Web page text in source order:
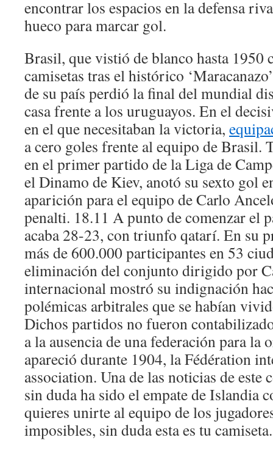
encontrar los espacios en la defensa
hueco para marcar gol.
Brasil, que vistió de blanco hasta 1950
camisetas tras el histórico
de su país perdió la final del mundial
casa frente a los uruguayos. En el
en el que necesitaban la victoria,
a cero goles frente al equipo de Brasil.
en el primer partido de la Liga de
el Dinamo de Kiev, anotó su sexto gol
aparición para el equipo de Carlo
penalti. 18.11 A punto de comenzar el
acaba 28-23, con triunfo qatarí. En su
más de 600.000 participantes en 53
eliminación del conjunto dirigido por
internacional mostró su indignación
polémicas arbitrales que se habían
Dichos partidos no fueron
a la ausencia de una federación para la
apareció durante 1904, la Fédération
association. Una de las noticias de
sin duda ha sido el empate de Islandia
quieres unirte al equipo de los
imposibles, sin duda esta es tu camiseta.